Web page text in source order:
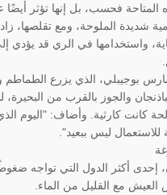
المتاحة فحسب، بل إنها تؤثر أيضًا
شديدة الملوحة، ومع تقلصها،
واستخدامها في الري قد يؤدي
بوجيبلي، الذي يزرع الطماطم
والجوز بالقرب من البحيرة،
كانت كارثية. وأضاف: "اليوم
ليس ببعيد".
إحدى أكثر الدول التي تواجه
العيش مع القليل من الماء.